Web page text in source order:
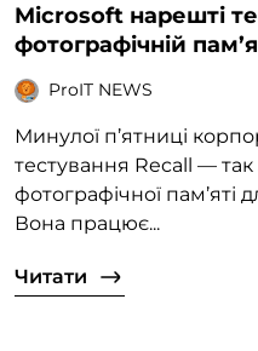
Microsoft нарешті
фотографічній
ProIT NEWS
Минулої п’ятниці
тестування Recall — так
фотографічної пам’яті
Вона працює...
Читати